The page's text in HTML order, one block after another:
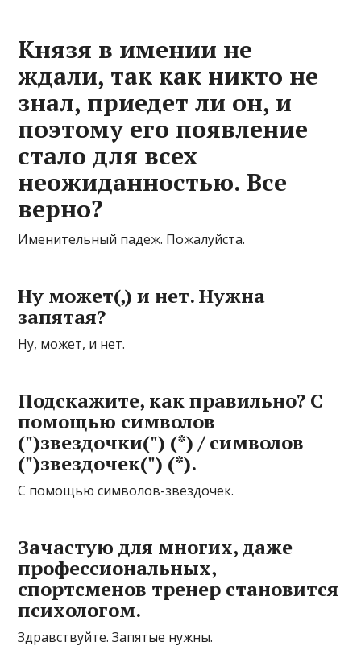
Князя в имении не
ждали, так как никто не
знал, приедет ли он, и
поэтому его появление
стало для всех
неожиданностью. Все
верно?
Именительный падеж. Пожалуйста.
Ну может(,) и нет. Нужна
запятая?
Ну, может, и нет.
Подскажите, как правильно? С
помощью cимволов
(")звeздочки(") (*) / символов
(")звездочeк(") (*).
С помощью символов-звездочек.
Зачастую для многих, даже
профессиональных,
спортсменов тренер становится
психологом.
Здравствуйте. Запятые нужны.